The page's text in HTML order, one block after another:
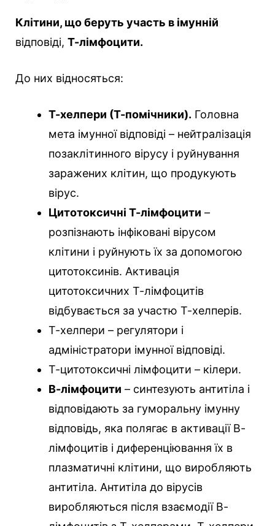
Клітини, що беруть участь в імунній
відповіді, Т-лімфоцити.
До них відносяться:
Т-хелпери (Т-помічники). Головна
мета імунної відповіді – нейтралізація
позаклітинного вірусу і руйнування
заражених клітин, що продукують
вірус.
Цитотоксичні Т-лімфоцити –
розпізнають інфіковані вірусом
клітини і руйнують їх за допомогою
цитотоксинів. Активація
цитотоксичних Т-лімфоцитів
відбувається за участю Т-хелперів.
Т-хелпери – регулятори і
адміністратори імунної відповіді.
Т-цитотоксичні лімфоцити – кілери.
В-лімфоцити – синтезують антитіла і
відповідають за гуморальну імунну
відповідь, яка полягає в активації В-
лімфоцитів і диференціювання їх в
плазматичні клітини, що виробляють
антитіла. Антитіла до вірусів
виробляються після взаємодії В-